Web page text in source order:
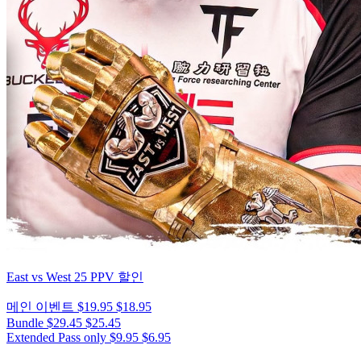
East vs West 25 PPV 할인
메인 이벤트 $19.95 $18.95
Bundle $29.45 $25.45
Extended Pass only $9.95 $6.95